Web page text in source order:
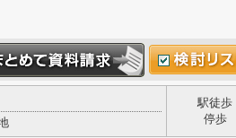
駅徒歩
停歩